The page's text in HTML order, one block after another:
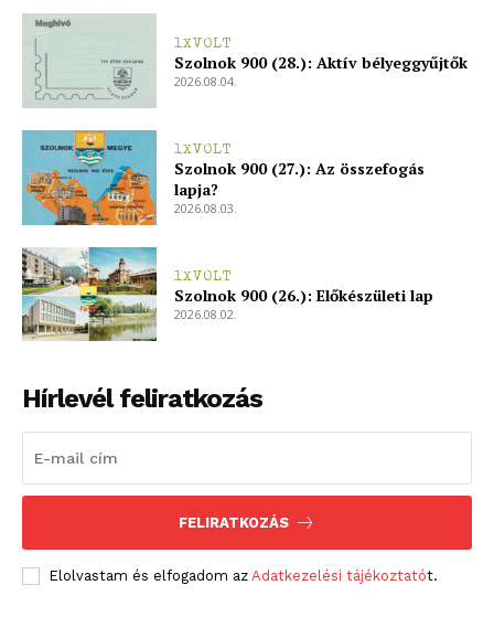
1XVOLT
Szolnok 900 (28.): Aktív bélyeggyűjtők
2026.08.04.
1XVOLT
Szolnok 900 (27.): Az összefogás
lapja?
2026.08.03.
1XVOLT
Szolnok 900 (26.): Előkészületi lap
2026.08.02.
Hírlevél feliratkozás
FELIRATKOZÁS
Elolvastam és elfogadom az Adatkezelési tájékoztatót.